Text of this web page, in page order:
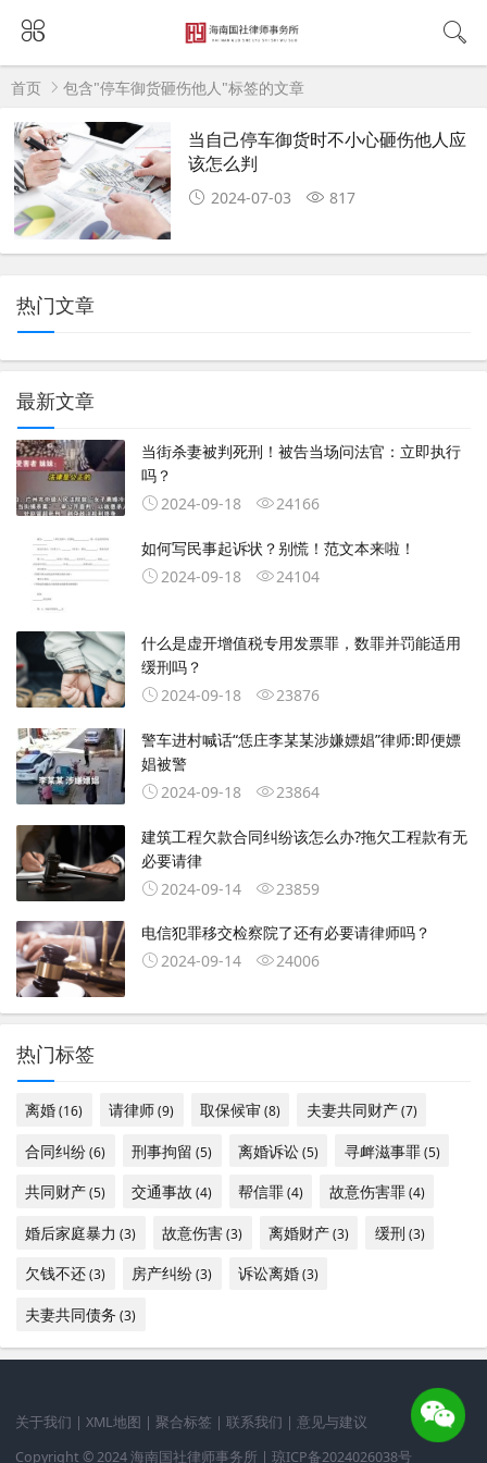
首页 包含"停车御货砸伤他人"标签的文章
当自己停车御货时不小心砸伤他人应
该怎么判
2024-07-03 817
热门文章
最新文章
当街杀妻被判死刑！被告当场问法官：立即执行
吗？
2024-09-18
24166
如何写民事起诉状？别慌！范文本来啦！
2024-09-18
24104
什么是虚开增值税专用发票罪，数罪并罚能适用
缓刑吗？
2024-09-18
23876
警车进村喊话“恁庄李某某涉嫌嫖娼”律师:即便嫖
娼被警
2024-09-18
23864
建筑工程欠款合同纠纷该怎么办?拖欠工程款有无
必要请律
2024-09-14
23859
电信犯罪移交检察院了还有必要请律师吗？
2024-09-14
24006
热门标签
离婚(16) 请律师(9) 取保候审(8) 夫妻共同财产(7)
合同纠纷(6) 刑事拘留 (5) 离婚诉讼(5) 寻衅滋事罪(5)
共同财产(5) 交通事故 (4) 帮信罪(4) 故意伤害罪(4)
婚后家庭暴力 (3) 故意伤害(3) 离婚财产(3) 缓刑 (3)
欠钱不还(3) 房产纠纷(3) 诉讼离婚(3)
夫妻共同债务 (3)
关于我们 XML地图 聚合标签 联系我们
意见与建议
Copyright © 2024 海南国社律师事务所 | 琼ICP备2024026038号